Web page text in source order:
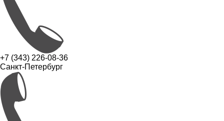
+7 (343) 226-08-36
Санкт-Петербург